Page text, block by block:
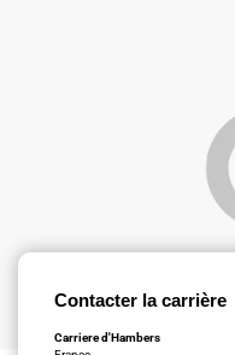
Contacter la carrière
Carriere d'Hambers